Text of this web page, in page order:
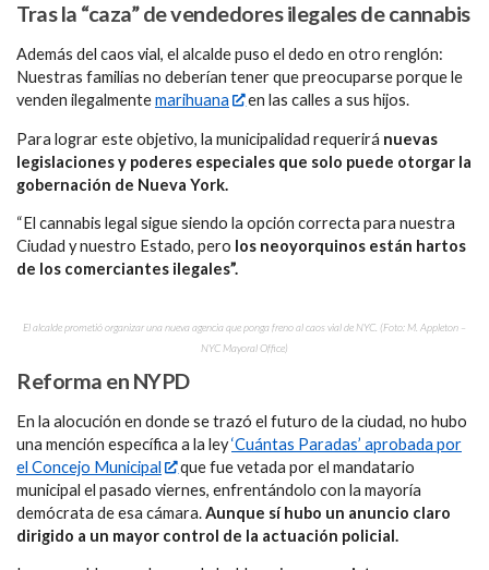
Tras la “caza” de vendedores ilegales de cannabis
Además del caos vial, el alcalde puso el dedo en otro renglón:
Nuestras familias no deberían tener que preocuparse porque le
venden ilegalmentemarihuana en las calles a sus hijos.
Para lograr este objetivo, la municipalidad requerirá nuevas
legislaciones y poderes especiales que solo puede otorgar la
gobernación de Nueva York.
“El cannabis legal sigue siendo la opción correcta para nuestra
Ciudad y nuestro Estado, pero los neoyorquinos están hartos
de los comerciantes ilegales”.
El alcalde prometió organizar una nueva agencia que ponga freno al caos vial de NYC. (Foto: M. Appleton –
NYC Mayoral Office)
Reforma en NYPD
En la alocución en donde se trazó el futuro de la ciudad, no hubo
una mención específica a la ley‘Cuántas Paradas’ aprobada por
el Concejo Municipal
que fue vetada por el mandatario
municipal el pasado viernes, enfrentándolo con la mayoría
demócrata de esa cámara.Aunque sí hubo un anuncio claro
dirigido a un mayor control de la actuación policial.